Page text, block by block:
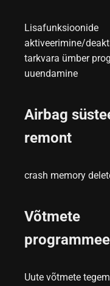
Lisafunksioonide
aktiveerimine/
tarkvara ümber
uuendamine
Airbag
remont
crash memory
Võtmete
Uute võtmete